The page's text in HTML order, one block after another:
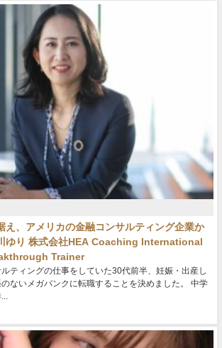
え、アメリカの金融コンサルティング企業か
ゆり 株式会社HEA Coaching International
Trainer
ティングの仕事をしていた30代前半、妊娠・出産し
ないメガバンクに転職することを決めました。 中学